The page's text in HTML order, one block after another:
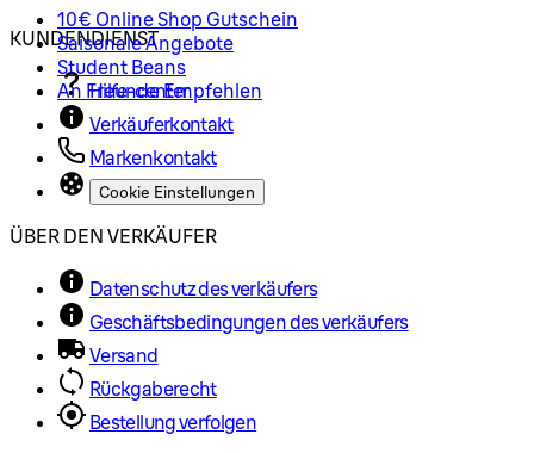
10€ Online Shop Gutschein
Saisonale Angebote
Student Beans
An Freunde Empfehlen
KUNDENDIENST
Hilfe-center
Verkäuferkontakt
Markenkontakt
Cookie Einstellungen
ÜBER DEN VERKÄUFER
Datenschutz des verkäufers
Geschäftsbedingungen des verkäufers
Versand
Rückgaberecht
Bestellung verfolgen